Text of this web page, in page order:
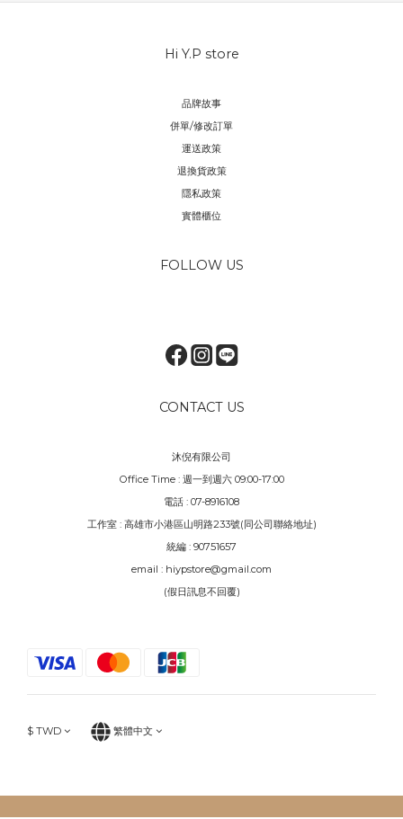
Hi Y.P store
品牌故事
併單/修改訂單
運送政策
退換貨政策
隱私政策
實體櫃位
FOLLOW US
CONTACT US
沐倪有限公司
Office Time : 週一到週六 09:00-17:00
電話 : 07-8916108
工作室 : 高雄市小港區山明路233號(同公司聯絡地址)
統編 : 90751657
email : hiypstore@gmail.com
(假日訊息不回覆)
$ TWD 繁體中文